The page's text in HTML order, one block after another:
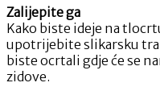
Zalijepite ga
Kako biste ideje na
upotrijebite slikarsku
biste ocrtali gdje će se
zidove.